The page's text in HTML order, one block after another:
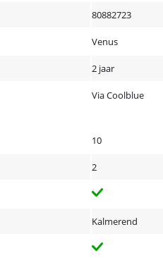
80882723
Venus
2 jaar
Via Coolblue
10
2
Kalmerend